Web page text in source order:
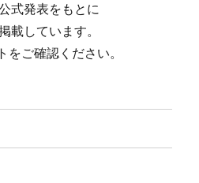
式発表をもとに
載しています。
ご確認ください。